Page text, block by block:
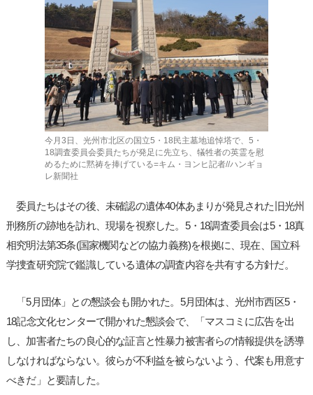
今月3日、光州市北区の国立5・18民主墓地追悼塔で、5・
18調査委員会委員たちが発足に先立ち、犠牲者の英霊を慰
めるために黙祷を捧げている=キム・ヨンヒ記者//ハンギョ
レ新聞社
委員たちはその後、未確認の遺体40体あまりが発見された旧光州
刑務所の跡地を訪れ、現場を視察した。5・18調査委員会は5・18真
相究明法第35条(国家機関などの協力義務)を根拠に、現在、国立科
学捜査研究院で鑑識している遺体の調査内容を共有する方針だ。
「5月団体」との懇談会も開かれた。5月団体は、光州市西区5・
18記念文化センターで開かれた懇談会で、「マスコミに広告を出
し、加害者たちの良心的な証言と性暴力被害者らの情報提供を誘導
しなければならない。彼らが不利益を被らないよう、代案も用意す
べきだ」と要請した。